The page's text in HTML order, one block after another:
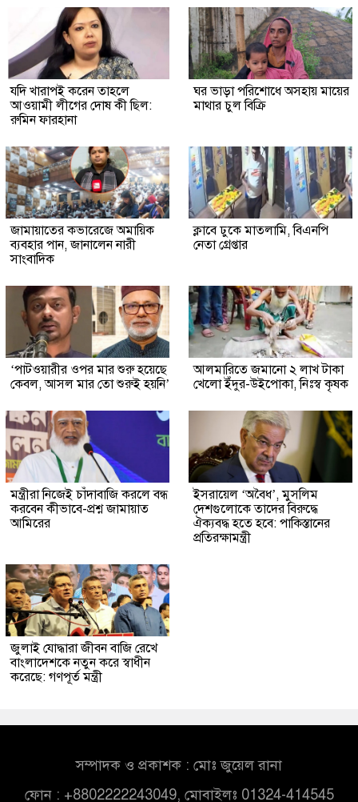
যদি খারাপই করেন তাহলে
আওয়ামী লীগের দোষ কী ছিল:
রুমিন ফারহানা
ঘর ভাড়া পরিশোধে অসহায় মায়ের
মাথার চুল বিক্রি
জামায়াতের কভারেজে অমায়িক
ব্যবহার পান, জানালেন নারী
সাংবাদিক
ক্লাবে ঢুকে মাতলামি, বিএনপি
নেতা গ্রেপ্তার
‘পাটওয়ারীর ওপর মার শুরু হয়েছে
কেবল, আসল মার তো শুরুই হয়নি’
আলমারিতে জমানো ২ লাখ টাকা
খেলো ইঁদুর-উইপোকা, নিঃস্ব কৃষক
মন্ত্রীরা নিজেই চাঁদাবাজি করলে বন্ধ
করবেন কীভাবে-প্রশ্ন জামায়াত
আমিরের
ইসরায়েল ‘অবৈধ’, মুসলিম
দেশগুলোকে তাদের বিরুদ্ধে
ঐক্যবদ্ধ হতে হবে: পাকিস্তানের
প্রতিরক্ষামন্ত্রী
জুলাই যোদ্ধারা জীবন বাজি রেখে
বাংলাদেশকে নতুন করে স্বাধীন
করেছে: গণপূর্ত মন্ত্রী
সম্পাদক ও প্রকাশক : মোঃ জুয়েল রানা
ফোন : +8802222243049, মোবাইলঃ 01324-414545